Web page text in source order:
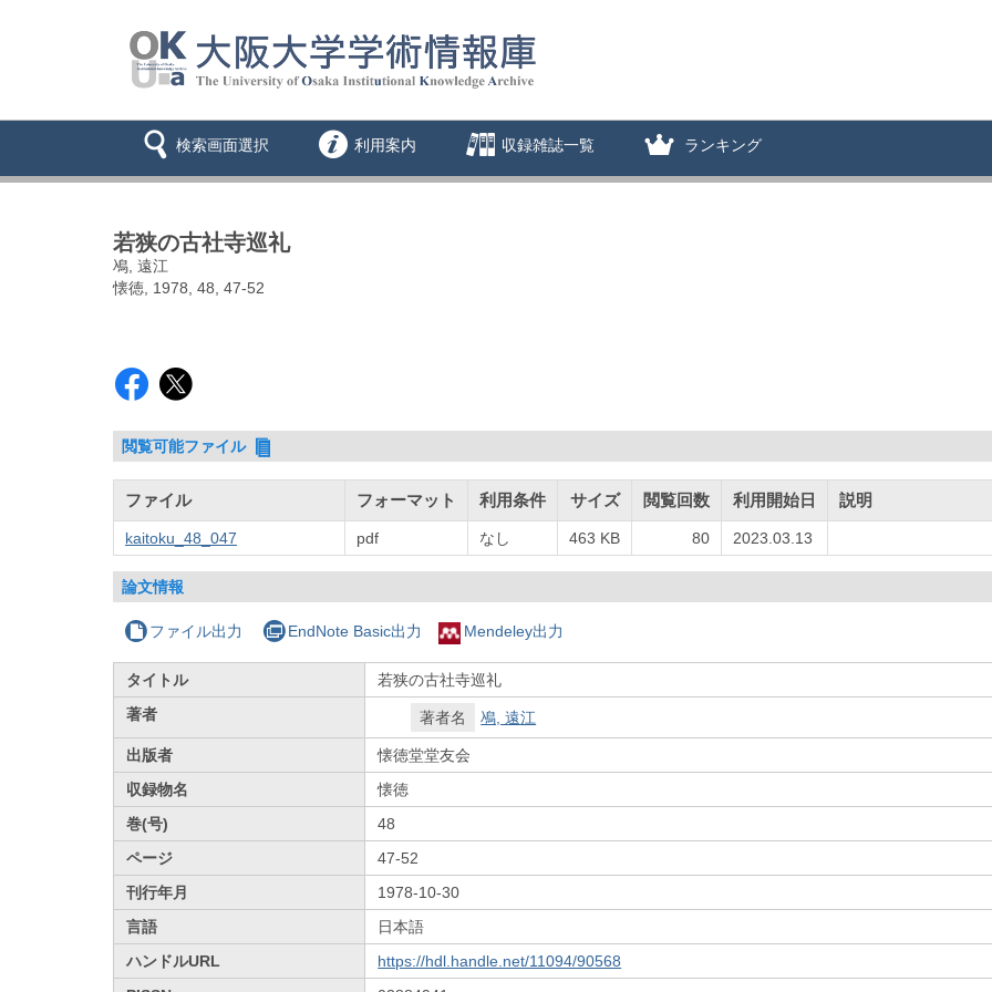
検索画面選択 利用案内 収録雑誌一覧 ランキング
若狭の古社寺巡礼
鳰, 遠江
懐徳, 1978, 48, 47-52
閲覧可能ファイル
ファイル フォーマット 利用条件 サイズ 閲覧回数 利用開始日 説明
kaitoku_48_047 pdf なし 463 KB 80 2023.03.13
論文情報
ファイル出力 EndNote Basic出力 Mendeley出力
タイトル
若狭の古社寺巡礼
著者
著者名 鳰, 遠江
出版者
懐徳堂堂友会
収録物名
懐徳
巻(号)
48
ページ
47-52
刊行年月
1978-10-30
言語
日本語
ハンドルURL
https://hdl.handle.net/11094/90568